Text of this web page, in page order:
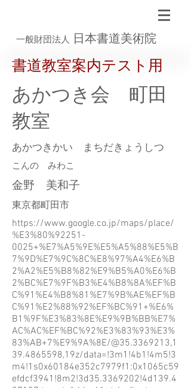
一般財団法人 日本書道美術院
書道教室案内テスト用
あかつき会 町田
教室
あかつきかい まちだきょうしつ
こんの みわこ
金野 美和子
東京都町田市
https://www.google.co.jp/maps/place/
%E3%80%92251-
0025+%E7%A5%9E%E5%A5%88%E5%B
7%9D%E7%9C%8C%E8%97%A4%E6%B
2%A2%E5%B8%82%E9%B5%A0%E6%B
2%BC%E7%9F%B3%E4%B8%8A%EF%B
C%91%E4%B8%81%E7%9B%AE%EF%B
C%91%E2%88%92%EF%BC%91+%E6%
B1%9F%E3%83%8E%E9%9B%BB%E7%
AC%AC%EF%BC%92%E3%83%93%E3%
83%AB+7%E9%9A%8E/@35.3369213,1
39.4865598,19z/data=!3m1!4b1!4m5!3
m4!1s0x60184e352c7979f1:0x1065c59
efdcf3941!8m2!3d35.3369202!4d139.4